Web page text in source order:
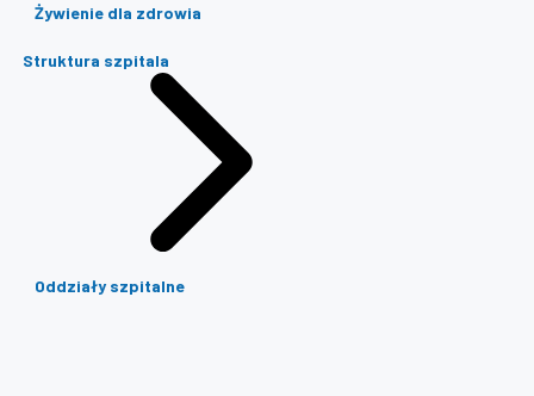
Żywienie dla zdrowia
Struktura szpitala
Oddziały szpitalne